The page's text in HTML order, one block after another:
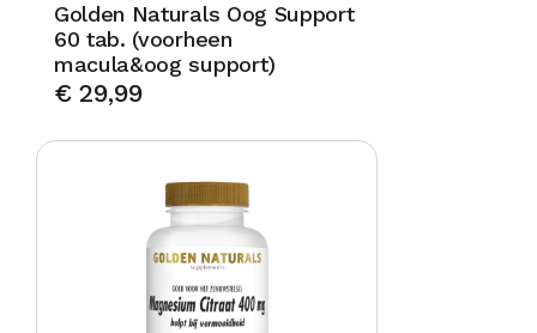
Golden Naturals Oog Support
60 tab. (voorheen
macula&oog support)
€29,99